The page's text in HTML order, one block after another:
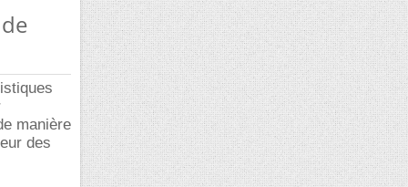
manière
des